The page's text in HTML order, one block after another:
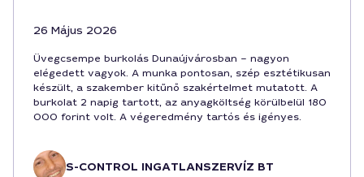
26 Május 2026
Üvegcsempe burkolás Dunaújvárosban – nagyon
elégedett vagyok. A munka pontosan, szép esztétikusan
készült, a szakember kitűnő szakértelmet mutatott. A
burkolat 2 napig tartott, az anyagköltség körülbelül 180
000 forint volt. A végeredmény tartós és igényes.
S-CONTROL INGATLANSZERVÍZ BT